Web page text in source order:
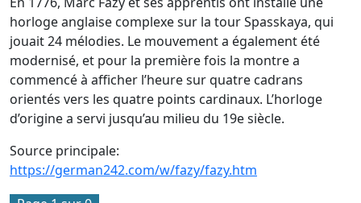
horloge anglaise complexe sur la tour Spasskaya, qui
jouait 24 mélodies. Le mouvement a également été
modernisé, et pour la première fois la montre a
commencé à afficher l’heure sur quatre cadrans
orientés vers les quatre points cardinaux. L’horloge
d’origine a servi jusqu’au milieu du 19e siècle.
Source principale:
https://german242.com/w/fazy/fazy.htm